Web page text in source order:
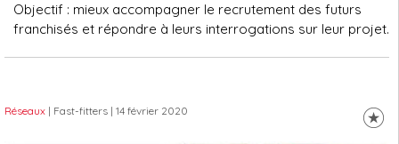
Objectif : mieux accompagner le recrutement des futurs
franchisés et répondre à leurs interrogations sur leur projet.
Réseaux | Fast-fitters | 14 février 2020